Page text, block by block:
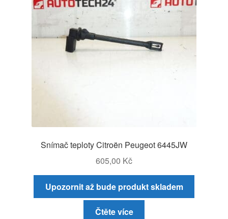
Snímač teploty Citroën Peugeot 6445JW
605,00 Kč
Upozornit až bude produkt skladem
Čtěte více